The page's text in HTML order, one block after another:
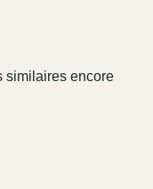
similaires encore